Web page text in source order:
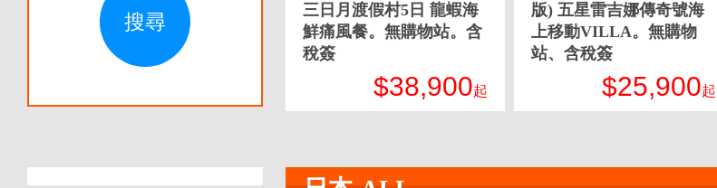
三日月渡假村5日 龍蝦海
鮮痛風餐。無購物站。含
稅簽
$38,900起
版) 五星雷吉娜傳奇號海
上移動VILLA。無購物
站、含稅簽
$25,900起